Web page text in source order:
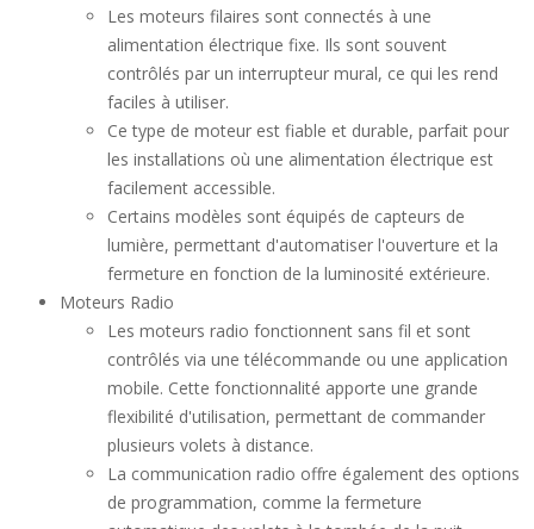
Les moteurs filaires sont connectés à une
alimentation électrique fixe. Ils sont souvent
contrôlés par un interrupteur mural, ce qui les rend
faciles à utiliser.
Ce type de moteur est fiable et durable, parfait pour
les installations où une alimentation électrique est
facilement accessible.
Certains modèles sont équipés de capteurs de
lumière, permettant d'automatiser l'ouverture et la
fermeture en fonction de la luminosité extérieure.
Moteurs Radio
Les moteurs radio fonctionnent sans fil et sont
contrôlés via une télécommande ou une application
mobile. Cette fonctionnalité apporte une grande
flexibilité d'utilisation, permettant de commander
plusieurs volets à distance.
La communication radio offre également des options
de programmation, comme la fermeture